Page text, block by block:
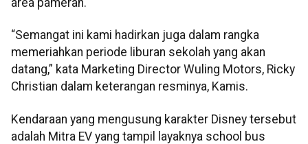
“Semangat ini kami hadirkan juga dalam rangka
memeriahkan periode liburan sekolah yang akan
datang,” kata Marketing Director Wuling Motors, Ricky
Christian dalam keterangan resminya, Kamis.
Kendaraan yang mengusung karakter Disney tersebut
adalah Mitra EV yang tampil layaknya school bus